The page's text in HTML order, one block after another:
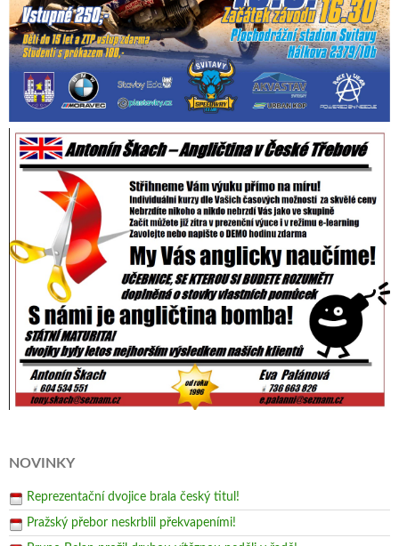
NOVINKY
Reprezentační dvojice brala český titul!
Pražský přebor neskrblil překvapeními!